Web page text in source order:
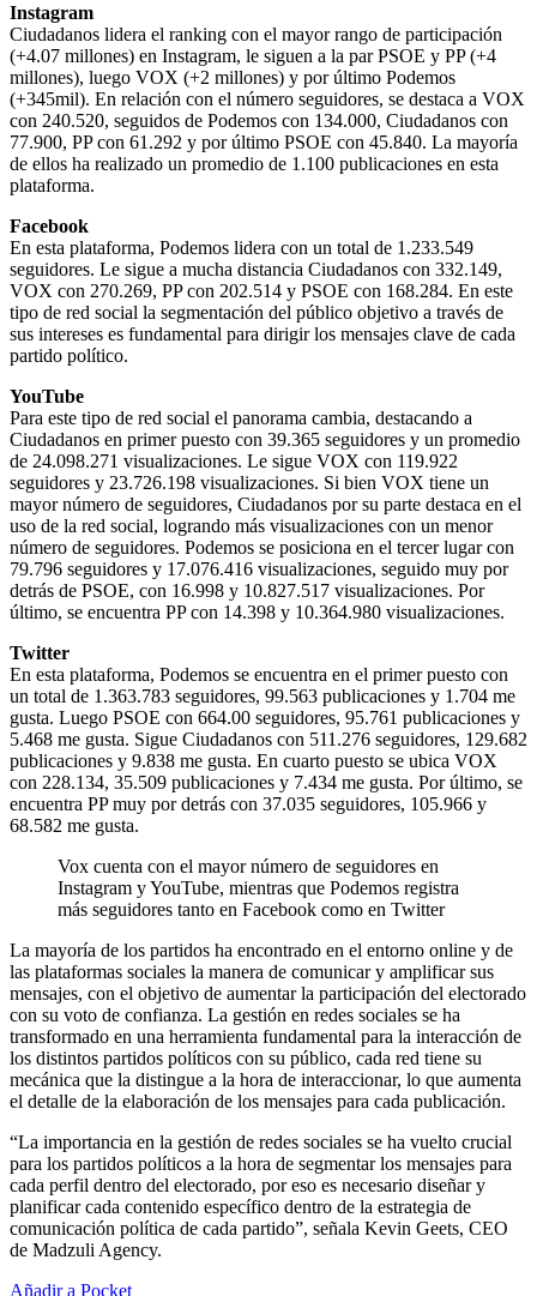
Instagram
Ciudadanos lidera el ranking con el mayor rango de participación
(+4.07 millones) en Instagram, le siguen a la par PSOE y PP (+4
millones), luego VOX (+2 millones) y por último Podemos
(+345mil). En relación con el número seguidores, se destaca a VOX
con 240.520, seguidos de Podemos con 134.000, Ciudadanos con
77.900, PP con 61.292 y por último PSOE con 45.840. La mayoría
de ellos ha realizado un promedio de 1.100 publicaciones en esta
plataforma.
Facebook
En esta plataforma, Podemos lidera con un total de 1.233.549
seguidores. Le sigue a mucha distancia Ciudadanos con 332.149,
VOX con 270.269, PP con 202.514 y PSOE con 168.284. En este
tipo de red social la segmentación del público objetivo a través de
sus intereses es fundamental para dirigir los mensajes clave de cada
partido político.
YouTube
Para este tipo de red social el panorama cambia, destacando a
Ciudadanos en primer puesto con 39.365 seguidores y un promedio
de 24.098.271 visualizaciones. Le sigue VOX con 119.922
seguidores y 23.726.198 visualizaciones. Si bien VOX tiene un
mayor número de seguidores, Ciudadanos por su parte destaca en el
uso de la red social, logrando más visualizaciones con un menor
número de seguidores. Podemos se posiciona en el tercer lugar con
79.796 seguidores y 17.076.416 visualizaciones, seguido muy por
detrás de PSOE, con 16.998 y 10.827.517 visualizaciones. Por
último, se encuentra PP con 14.398 y 10.364.980 visualizaciones.
Twitter
En esta plataforma, Podemos se encuentra en el primer puesto con
un total de 1.363.783 seguidores, 99.563 publicaciones y 1.704 me
gusta. Luego PSOE con 664.00 seguidores, 95.761 publicaciones y
5.468 me gusta. Sigue Ciudadanos con 511.276 seguidores, 129.682
publicaciones y 9.838 me gusta. En cuarto puesto se ubica VOX
con 228.134, 35.509 publicaciones y 7.434 me gusta. Por último, se
encuentra PP muy por detrás con 37.035 seguidores, 105.966 y
68.582 me gusta.
Vox cuenta con el mayor número de seguidores en
Instagram y YouTube, mientras que Podemos registra
más seguidores tanto en Facebook como en Twitter
La mayoría de los partidos ha encontrado en el entorno online y de
las plataformas sociales la manera de comunicar y amplificar sus
mensajes, con el objetivo de aumentar la participación del electorado
con su voto de confianza. La gestión en redes sociales se ha
transformado en una herramienta fundamental para la interacción de
los distintos partidos políticos con su público, cada red tiene su
mecánica que la distingue a la hora de interaccionar, lo que aumenta
el detalle de la elaboración de los mensajes para cada publicación.
“La importancia en la gestión de redes sociales se ha vuelto crucial
para los partidos políticos a la hora de segmentar los mensajes para
cada perfil dentro del electorado, por eso es necesario diseñar y
planificar cada contenido específico dentro de la estrategia de
comunicación política de cada partido”, señala Kevin Geets, CEO
de Madzuli Agency.
Añadir a Pocket